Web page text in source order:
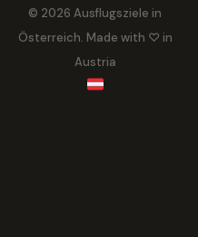
© 2026 Ausflugsziele in
Österreich. Made with ♡ in
Austria